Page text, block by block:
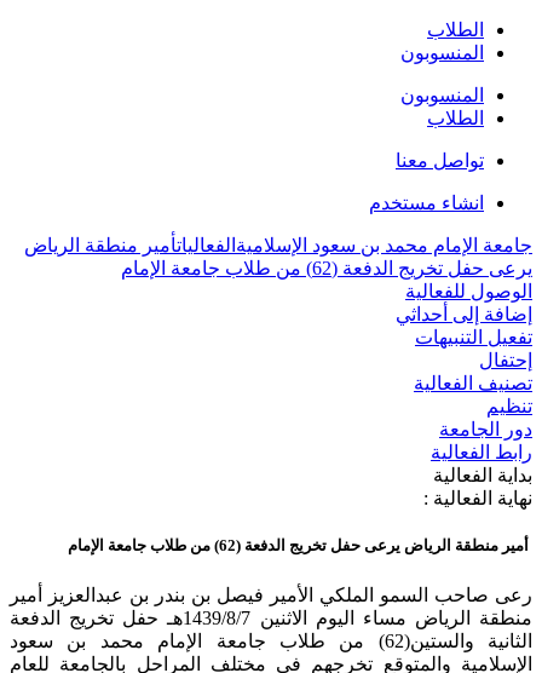
الطلاب
المنسوبون
المنسوبون
الطلاب
تواصل معنا
انشاء مستخدم
جامعة الإمام محمد بن سعود الإسلامية الفعالياتأمير منطقة الرياض
يرعى حفل تخريج الدفعة (62) من طلاب جامعة الإمام
الوصول للفعالية
إضافة إلى أحداثي
تفعيل التنبيهات
إحتفال
تصنيف الفعالية
تنظيم
دور الجامعة
رابط الفعالية
بداية الفعالية
نهاية الفعالية :
أمير منطقة الرياض يرعى حفل تخريج الدفعة (62) من طلاب جامعة الإمام
رعى صاحب السمو الملكي الأمير فيصل بن بندر بن عبدالعزيز أمير
منطقة الرياض مساء اليوم الاثنين 1439/8/7هـ حفل تخريج الدفعة
الثانية والستين(62) من طلاب جامعة الإمام محمد بن سعود
الإسلامية والمتوقع تخرجهم في مختلف المراحل بالجامعة للعام